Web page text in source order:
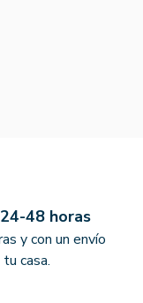
48 horas
y con un envío
casa.